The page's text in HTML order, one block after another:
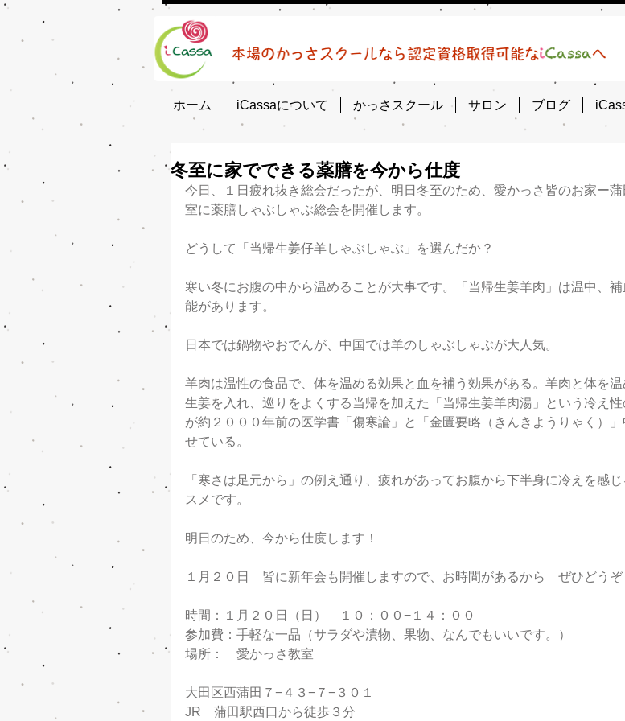
ホーム iCassaについて かっさスクール サロン ブログ
冬至に家でできる薬膳を今から仕度
今日、１日疲れ抜き総会だったが、明日冬至のため、愛かっさ皆のお家ー
室に薬膳しゃぶしゃぶ総会を開催します。
どうして「当帰生姜仔羊しゃぶしゃぶ」を選んだか？
寒い冬にお腹の中から温めることが大事です。「当帰生姜羊肉」は温中、
能があります。
日本では鍋物やおでんが、中国では羊のしゃぶしゃぶが大人気。
羊肉は温性の食品で、体を温める効果と血を補う効果がある。羊肉と体を温
生姜を入れ、巡りをよくする当帰を加えた「当帰生姜羊肉湯」という冷え
が約２０００年前の医学書「傷寒論」と「金匱要略（きんきようりゃく）
せている。
「寒さは足元から」の例え通り、疲れがあってお腹から下半身に冷えを感じ
スメです。
明日のため、今から仕度します！
１月２０日　皆に新年会も開催しますので、お時間があるから　ぜひどうぞ
時間：１月２０日（日）　１０：００−１４：００
参加費：手軽な一品（サラダや漬物、果物、なんでもいいです。）
場所：　愛かっさ教室
大田区西蒲田７−４３−７−３０１
JR　蒲田駅西口から徒歩３分